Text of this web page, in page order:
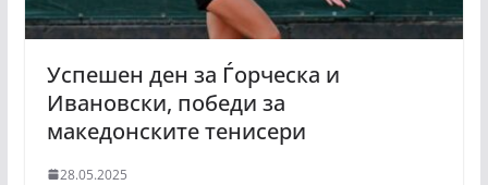
Успешен ден за Ѓорческа и
Ивановски, победи за
македонските тенисери
28.05.2025